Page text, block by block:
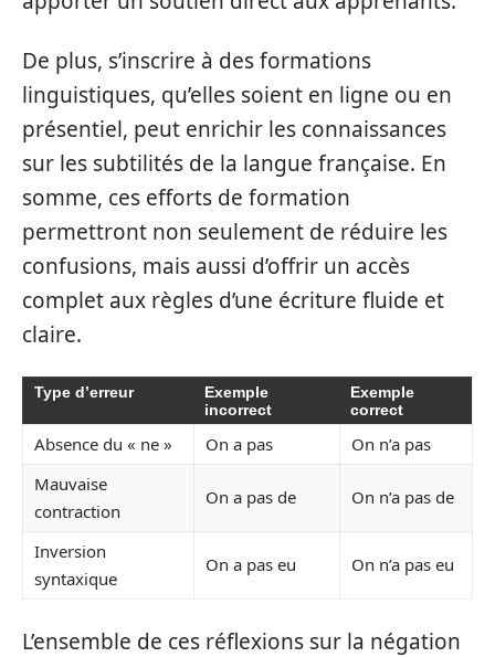
De plus, s’inscrire à des formations
linguistiques, qu’elles soient en ligne ou en
présentiel, peut enrichir les connaissances
sur les subtilités de la langue française. En
somme, ces efforts de formation
permettront non seulement de réduire les
confusions, mais aussi d’offrir un accès
complet aux règles d’une écriture fluide et
claire.
Type d’erreur
Exemple
incorrect
Exemple
correct
Absence du « ne » On a pas
On n’a pas
Mauvaise
contraction
On a pas de On n’a pas de
Inversion
syntaxique
On a pas eu On n’a pas eu
L’ensemble de ces réflexions sur la négation